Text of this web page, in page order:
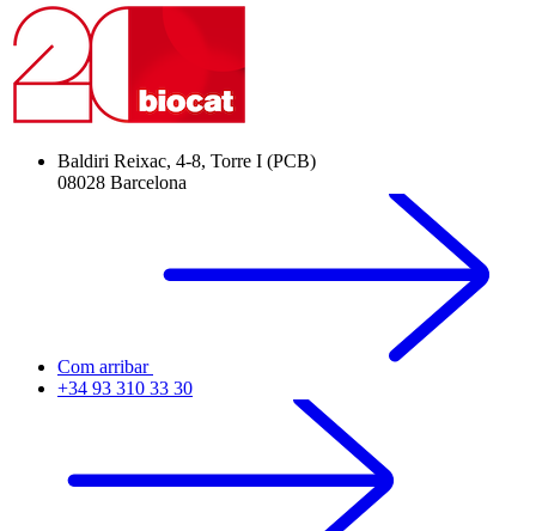
Baldiri Reixac, 4-8, Torre I (PCB)
08028 Barcelona
Com arribar
+34 93 310 33 30